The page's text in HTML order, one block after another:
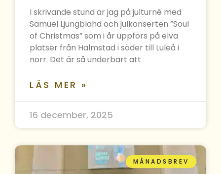
I skrivande stund är jag på julturné med
Samuel Ljungblahd och julkonserten ”Soul
of Christmas” som i år uppförs på elva
platser från Halmstad i söder till Luleå i
norr. Det är så underbart att
LÄS MER »
16 december, 2025
MÅNADSBREV